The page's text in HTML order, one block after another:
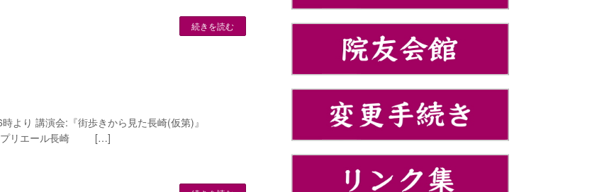
続きを読む
り 講演会:『街歩きから見た長崎(仮第)』
リエール長崎 […]